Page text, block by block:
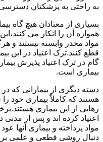
به راحتی به پزشکتان
بسیاری از معتادان هیچ گاه
همواره آن را انکار می
مواد مخدر وابسته نیستند و
قطع کنند.ترک اعتیاد در این
گام در ترک اعتیاد پذیرش
بیماری است.
دسته دیگری از بیمارانی که
هستند که کاملاً بیماری خود را
رهایی از این بیماری
اعتیاد کرده اند و پس از
مواد پرداخته و بیماری آنها
دنبال روشی قطعی و علمی